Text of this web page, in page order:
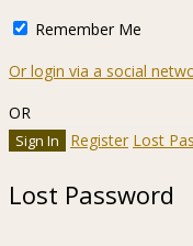
Remember Me
Or login via a social
OR
Register Lost
Lost Password